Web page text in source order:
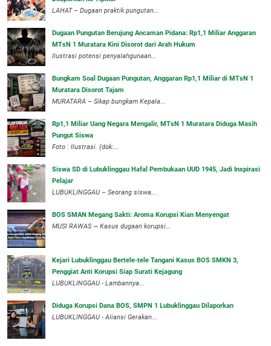
LAHAT – Dugaan praktik pungutan...
Dugaan Pungutan Berujung Ancaman Pidana: Rp1,1 Miliar Anggaran
MTsN 1 Muratara Kini Disorot dari Arah Hukum
Ilustrasi potensi penyalahgunaan...
Bungkam Soal Dugaan Pungutan, Anggaran Rp1,1 Miliar di MTsN 1
Muratara Disorot Tajam
‎MURATARA – Sikap bungkam Kepala...
‎Rp1,1 Miliar Uang Negara Mengalir, MTsN 1 Muratara Diduga Masih
Pungut Siswa
Foto : Ilustrasi. (dok:...
Siswa SD di Lubuklinggau Hafal Pembukaan UUD 1945, Jadi Inspirasi
Pelajar
LUBUKLINGGAU – Seorang siswa...
BOS SMAN Megang Sakti: Aroma Korupsi Kian Menyengat
MUSI RAWAS — Kasus dugaan korupsi...
Kejari Lubuklinggau Bertele-tele Tangani Kasus BOS SMKN 3,
Penggiat Anti Korupsi Siap Surati Kejagung
LUBUKLINGGAU - Lambannya...
Diduga Korupsi Dana BOS, SMPN 1 Lubuklinggau Dilaporkan
LUBUKLINGGAU - Aliansi Gerakan...